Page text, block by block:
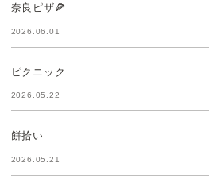
奈良ピザ🍕
2026.06.01
ピクニック
2026.05.22
餅拾い
2026.05.21